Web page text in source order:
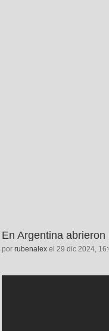
En Argentina
por rubenalex el 29 dic 2024,